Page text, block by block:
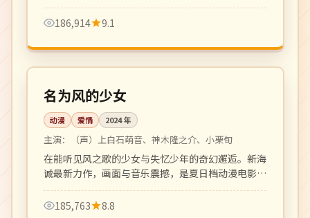
186,914 9.1
日本
4K 116 分钟
名为风的少女
动漫 爱情 2024年
主演： （声）上白石萌音、神木隆之介、小栗旬
在能听见风之歌的少女与失忆少年的奇幻邂逅。新海
诚最新力作，画面与音乐震撼，是夏日档动漫电影的
现象级佳作。
185,763
8.8